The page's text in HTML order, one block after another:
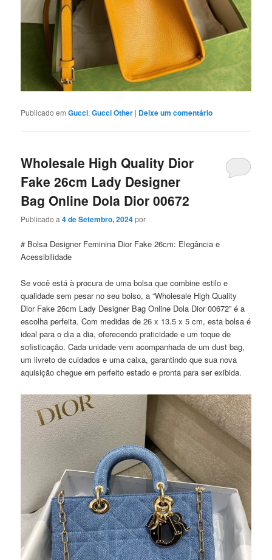
Publicado em Gucci,Gucci Other | Deixe um comentário
Wholesale High Quality Dior
Fake 26cm Lady Designer
Bag Online Dola Dior 00672
Publicado a4 de Setembro, 2024por
# Bolsa Designer Feminina Dior Fake 26cm: Elegância e
Acessibilidade
Se você está à procura de uma bolsa que combine estilo e
qualidade sem pesar no seu bolso, a “Wholesale High Quality
Dior Fake 26cm Lady Designer Bag Online Dola Dior 00672” é a
escolha perfeita. Com medidas de 26 x 13.5 x 5 cm, esta bolsa é
ideal para o dia a dia, oferecendo praticidade e um toque de
sofisticação. Cada unidade vem acompanhada de um dust bag,
um livreto de cuidados e uma caixa, garantindo que sua nova
aquisição chegue em perfeito estado e pronta para ser exibida.